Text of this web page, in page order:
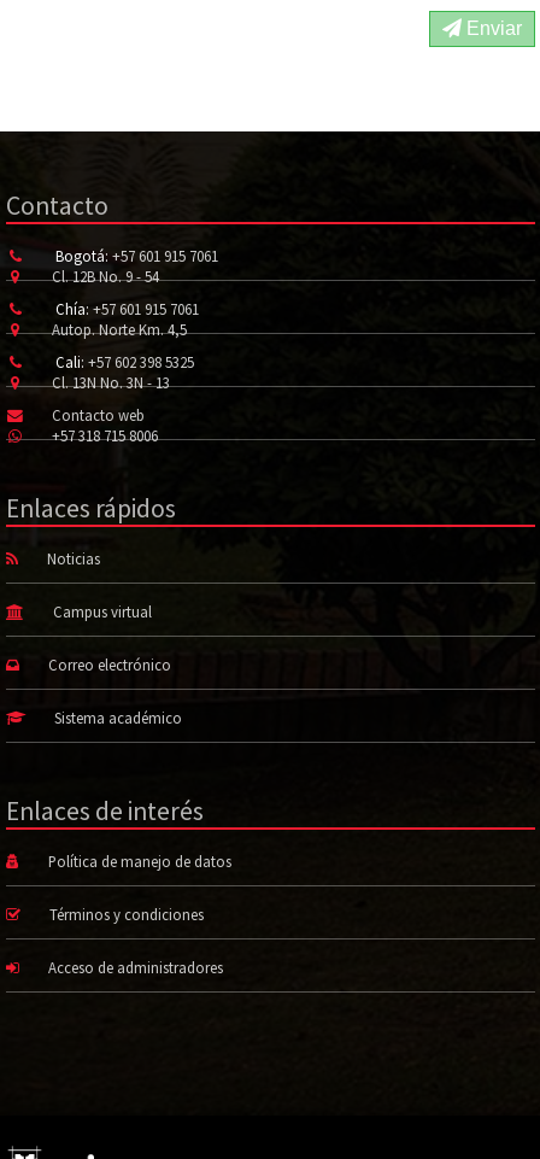
Enviar
Contacto
Bogotá: +57 601 915 7061
Cl. 12B No. 9 - 54
Chía: +57 601 915 7061
Autop. Norte Km. 4,5
Cali: +57 602 398 5325
Cl. 13N No. 3N - 13
Contacto web
+57 318 715 8006
Enlaces rápidos
Noticias
Campus virtual
Correo electrónico
Sistema académico
Enlaces de interés
Política de manejo de datos
Términos y condiciones
Acceso de administradores